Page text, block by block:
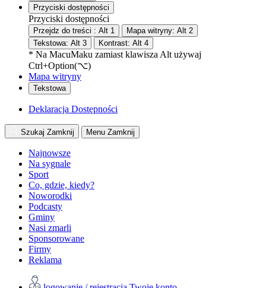
Przyciski dostępności
Przyciski dostępności
Przejdz do treści : Alt 1 Mapa witryny: Alt 2
Tekstowa: Alt 3 Kontrast: Alt 4
* Na MacuMaku zamiast klawisza Alt używaj
Ctrl+Option(⌥)
Mapa witryny
Tekstowa
Deklaracja Dostępności
Szukaj Zamknij Menu Zamknij
Najnowsze
Na sygnale
Sport
Co, gdzie, kiedy?
Noworodki
Podcasty
Gminy
Nasi zmarli
Sponsorowane
Firmy
Reklama